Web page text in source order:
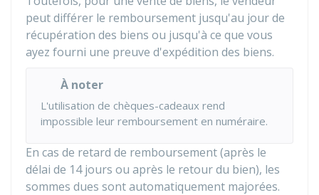
peut différer le remboursement jusqu'au jour de
récupération des biens ou jusqu'à ce que vous
ayez fourni une preuve d'expédition des biens.
À noter
L'utilisation de chèques-cadeaux rend
impossible leur remboursement en numéraire.
En cas de retard de remboursement (après le
délai de 14 jours ou après le retour du bien), les
sommes dues sont automatiquement majorées.